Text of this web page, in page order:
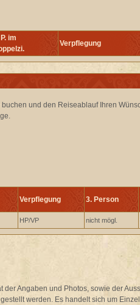
im
Verpflegung
und den Reiseablauf Ihren
Verpflegung 3. Person
HP/VP nicht mögl.
Angaben und Photos, sowie der
werden. Es handelt sich um